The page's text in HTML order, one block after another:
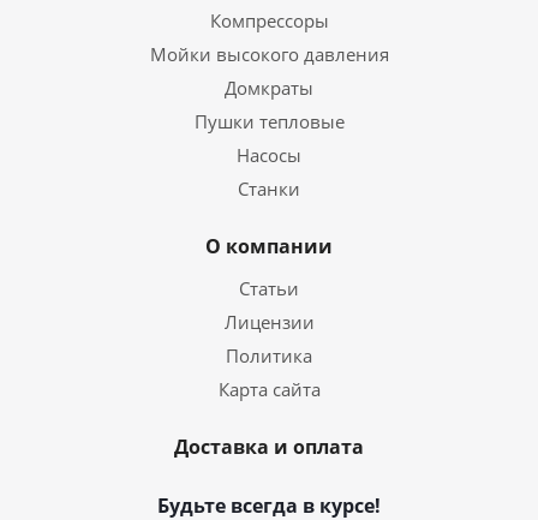
Компрессоры
Мойки высокого давления
Домкраты
Пушки тепловые
Насосы
Станки
О компании
Статьи
Лицензии
Политика
Карта сайта
Доставка и оплата
Будьте всегда в курсе!